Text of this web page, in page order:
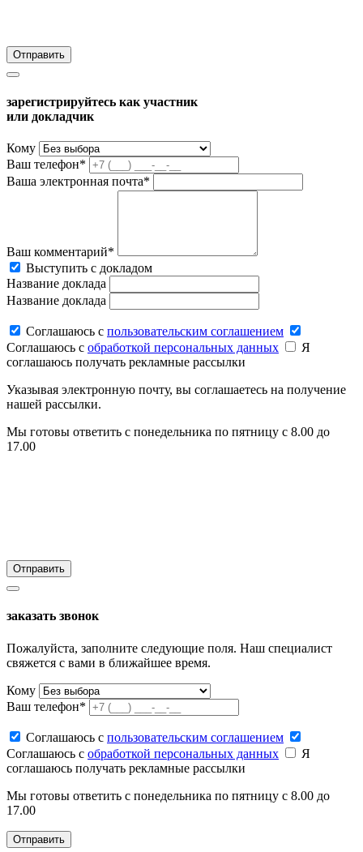
зарегистрируйтесь как участник
или докладчик
Кому
Ваш телефон*
Ваша электронная почта*
Ваш комментарий*
Выступить с докладом
Название доклада
Название доклада
Соглашаюсь c пользовательским соглашением
Соглашаюсь c обработкой персональных данных
Я
соглашаюсь получать рекламные рассылки
Указывая электронную почту, вы соглашаетесь на получение
нашей рассылки.
Мы готовы ответить с понедельника по пятницу с 8.00 до
17.00
заказать звонок
Пожалуйста, заполните следующие поля. Наш специалист
свяжется с вами в ближайшее время.
Кому
Ваш телефон*
Соглашаюсь c пользовательским соглашением
Соглашаюсь c обработкой персональных данных
Я
соглашаюсь получать рекламные рассылки
Мы готовы ответить с понедельника по пятницу с 8.00 до
17.00